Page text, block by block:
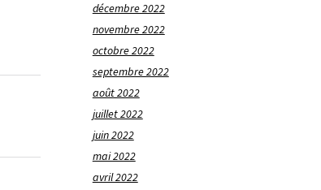
décembre 2022
novembre 2022
octobre 2022
septembre 2022
août 2022
juillet 2022
juin 2022
mai 2022
avril 2022